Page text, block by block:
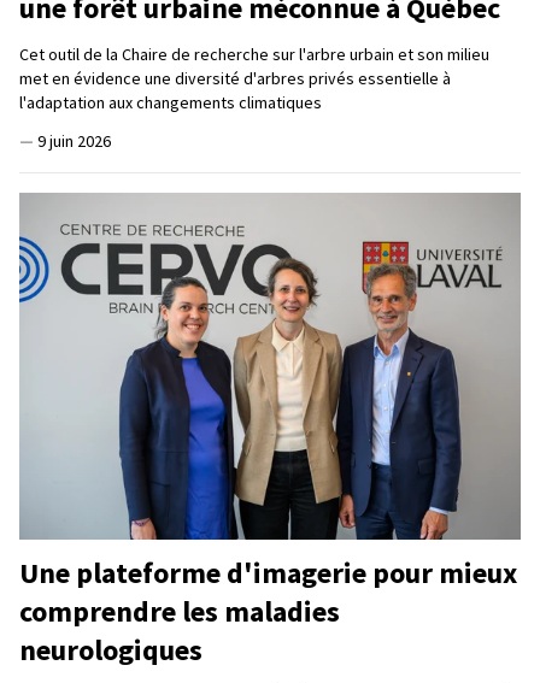
une forêt urbaine méconnue à Québec
Cet outil de la Chaire de recherche sur l'arbre urbain et son milieu
met en évidence une diversité d'arbres privés essentielle à
l'adaptation aux changements climatiques
— 9 juin 2026
Une plateforme d'imagerie pour mieux
comprendre les maladies
neurologiques